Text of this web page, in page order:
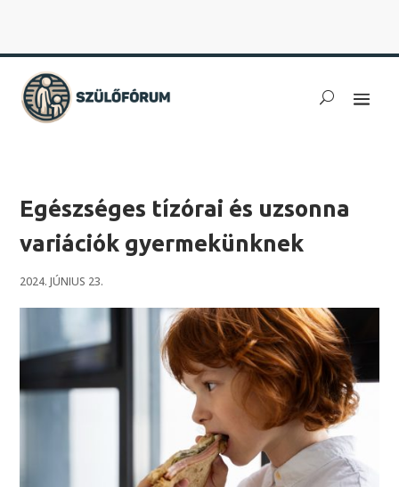
Egészséges tízórai és uzsonna
variációk gyermekünknek
2024. JÚNIUS 23.